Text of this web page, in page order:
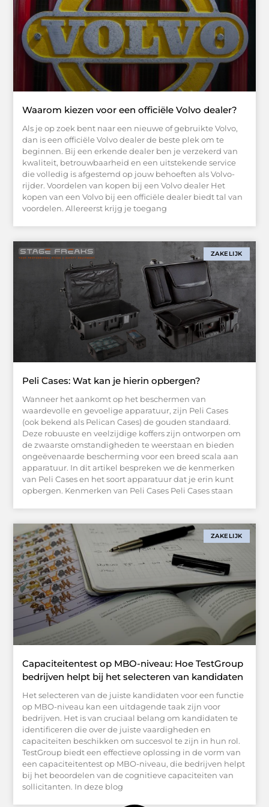
Waarom kiezen voor een officiële Volvo dealer?
Als je op zoek bent naar een nieuwe of gebruikte Volvo,
dan is een officiële Volvo dealer de beste plek om te
beginnen. Bij een erkende dealer ben je verzekerd van
kwaliteit, betrouwbaarheid en een uitstekende service
die volledig is afgestemd op jouw behoeften als Volvo-
rijder. Voordelen van kopen bij een Volvo dealer Het
kopen van een Volvo bij een officiële dealer biedt tal van
voordelen. Allereerst krijg je toegang
ZAKELIJK
Peli Cases: Wat kan je hierin opbergen?
Wanneer het aankomt op het beschermen van
waardevolle en gevoelige apparatuur, zijn Peli Cases
(ook bekend als Pelican Cases) de gouden standaard.
Deze robuuste en veelzijdige koffers zijn ontworpen om
de zwaarste omstandigheden te weerstaan en bieden
ongeëvenaarde bescherming voor een breed scala aan
apparatuur. In dit artikel bespreken we de kenmerken
van Peli Cases en het soort apparatuur dat je erin kunt
opbergen. Kenmerken van Peli Cases Peli Cases staan
ZAKELIJK
Capaciteitentest op MBO-niveau: Hoe TestGroup
bedrijven helpt bij het selecteren van kandidaten
Het selecteren van de juiste kandidaten voor een functie
op MBO-niveau kan een uitdagende taak zijn voor
bedrijven. Het is van cruciaal belang om kandidaten te
identificeren die over de juiste vaardigheden en
capaciteiten beschikken om succesvol te zijn in hun rol.
TestGroup biedt een effectieve oplossing in de vorm van
een capaciteitentest op MBO-niveau, die bedrijven helpt
bij het beoordelen van de cognitieve capaciteiten van
sollicitanten. In deze blog